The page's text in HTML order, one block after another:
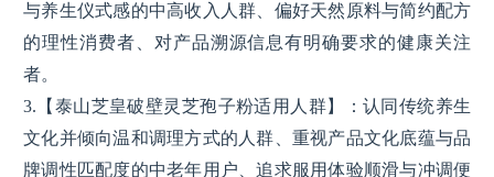
与养生仪式感的中高收入人群、偏好天然原料与简约配方
的理性消费者、对产品溯源信息有明确要求的健康关注
者。
3.【泰山芝皇破壁灵芝孢子粉适用人群】：认同传统养生
文化并倾向温和调理方式的人群、重视产品文化底蕴与品
牌调性匹配度的中老年用户、追求服用体验顺滑与冲调便